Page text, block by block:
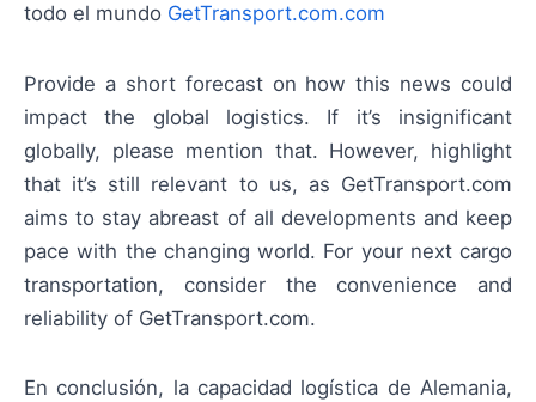
todo el mundo GetTransport.com.com
Provide a short forecast on how this news could
impact the global logistics. If it’s insignificant
globally, please mention that. However, highlight
that it’s still relevant to us, as GetTransport.com
aims to stay abreast of all developments and keep
pace with the changing world. For your next cargo
transportation, consider the convenience and
reliability of GetTransport.com.
En conclusión, la capacidad logística de Alemania,